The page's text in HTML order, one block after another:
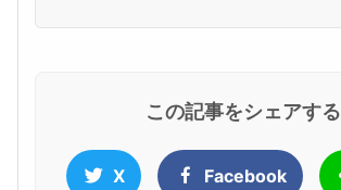
この記事をシェアする
X Facebook